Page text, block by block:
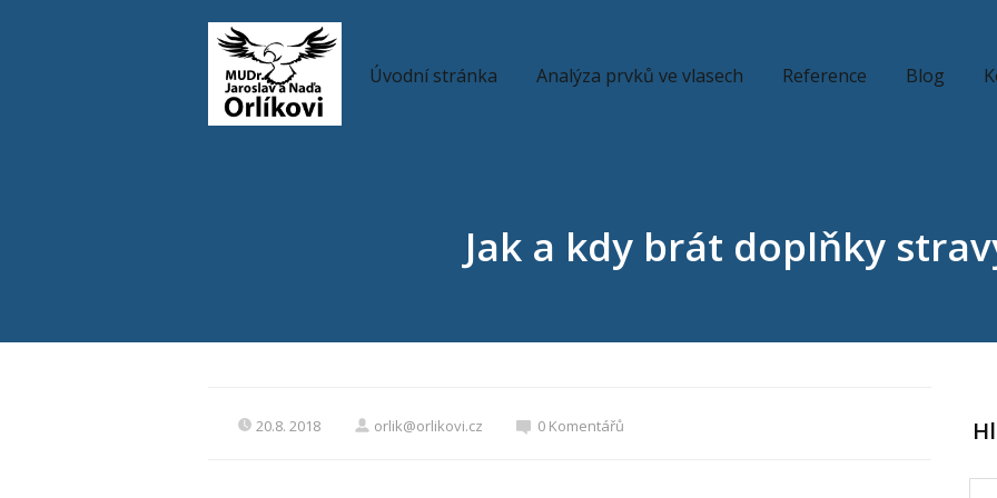
Úvodní stránka Analýza prvků ve vlasech Reference Blog
Jak a kdy brát doplňky
20.8. 2018 orlik@orlikovi.cz 0 Komentářů